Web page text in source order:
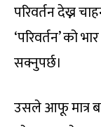
परिवर्तन देख्न
‘परिवर्तन’ को
सक्नुपर्छ।
उसले आफू मात्र